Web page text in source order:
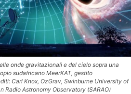
onde gravitazionali e del cielo sopra una
sudafricano MeerKAT, gestito
Carl Knox, OzGrav, Swinburne University of
Radio Astronomy Observatory (SARAO)